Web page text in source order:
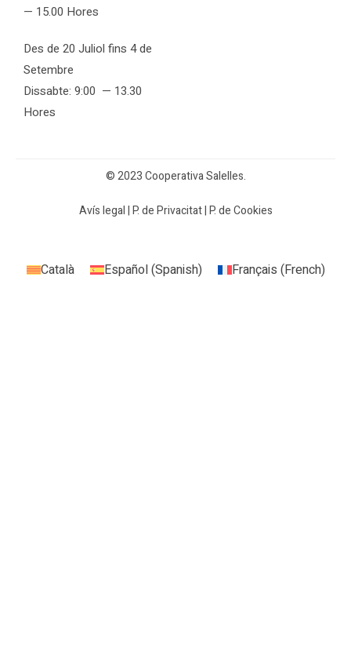
— 15.00 Hores
Des de 20 Juliol fins 4 de
Setembre
Dissabte: 9:00 — 13.30
Hores
© 2023 Cooperativa Salelles.
Avís legal|P. de Privacitat|P. de Cookies
Català Español(Spanish) Français (French)